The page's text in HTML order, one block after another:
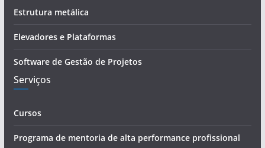
a
l
Estrutura metálica
Elevadores e Plataformas
Software de Gestão de Projetos
Serviços
Cursos
Programa de mentoria de alta performance profissional